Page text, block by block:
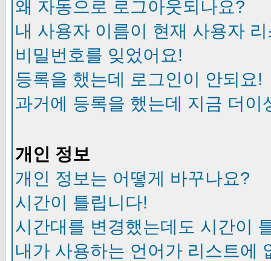
왜 자동으로 로그아웃되나요?
내 사용자 이름이 현재 사용자
비밀번호를 잊었어요!
등록을 했는데 로그인이 안되요!
과거에 등록을 했는데 지금 더이
개인 정보
개인 정보는 어떻게 바꾸나요?
시간이 틀립니다!
시간대를 변경했는데도 시간이
내가 사용하는 언어가 리스트에